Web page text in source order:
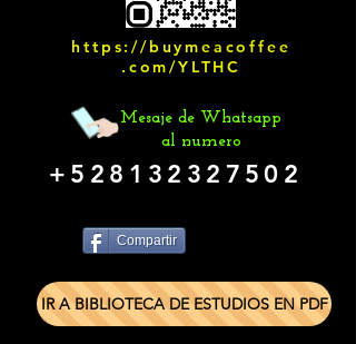
https://buymeacoffee
.com/YLTHC
Mesaje de Whatsapp
al numero
+528132327502
Compartir
IR A BIBLIOTECA DE ESTUDIOS EN PDF